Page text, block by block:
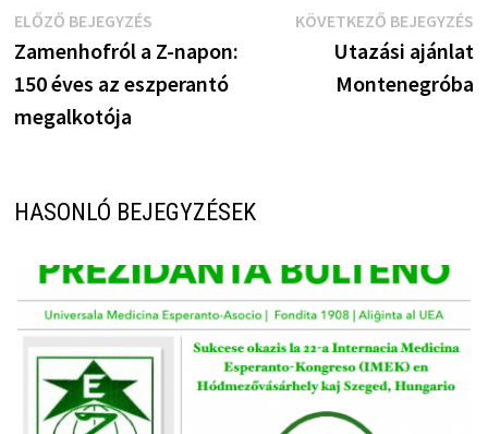
Bejegyzés
navigáció
ELŐZŐ BEJEGYZÉSElőző
bejegyzés:
Zamenhofról a Z-napon:
150 éves az eszperantó
megalkotója
KÖVETKEZŐ BEJEGYZÉS
Utazási ajánlat
Montenegróba
HASONLÓ BEJEGYZÉSEK